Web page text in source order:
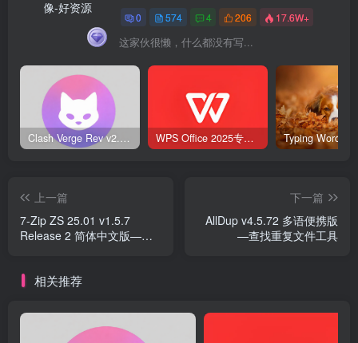
0 574 4 206 17.6W+
这家伙很懒，什么都没有写...
Clash Verge Rev v2.5.2 – 网络代理工具 WPS Office 2025专业版 v12.1.0.23542 v2 永久激活版
上一篇
7-Zip ZS 25.01 v1.5.7
Release 2 简体中文版—压
下一篇
AllDup v4.5.72 多语便携版
—查找重复文件工具
相关推荐